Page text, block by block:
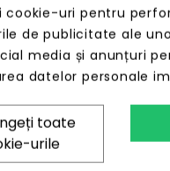
uri pentru
de publicitate ale
media și anunțuri
datelor personale
toate
urile